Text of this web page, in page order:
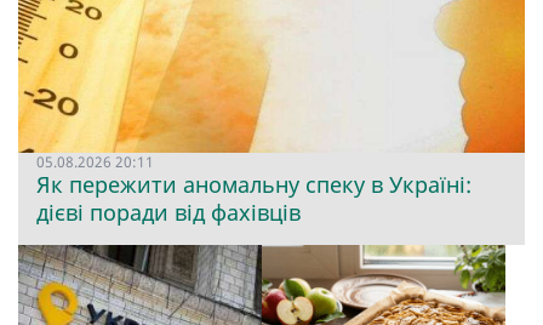
05.08.2026 20:11
Як пережити аномальну спеку в Україні:
дієві поради від фахівців